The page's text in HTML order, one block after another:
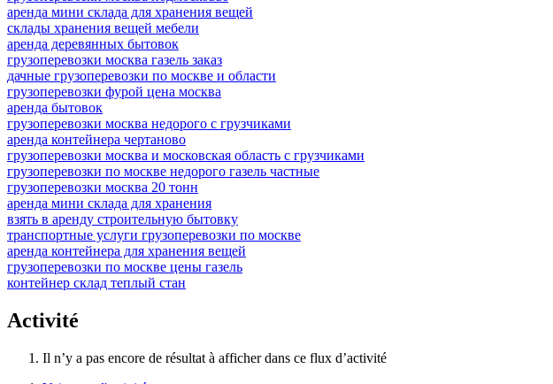
аренда мини склада для хранения вещей
склады хранения вещей мебели
аренда деревянных бытовок
грузоперевозки москва газель заказ
дачные грузоперевозки по москве и области
грузоперевозки фурой цена москва
аренда бытовок
грузоперевозки москва недорого с грузчиками
аренда контейнера чертаново
грузоперевозки москва и московская область с грузчиками
грузоперевозки по москве недорого газель частные
грузоперевозки москва 20 тонн
аренда мини склада для хранения
взять в аренду строительную бытовку
транспортные услуги грузоперевозки по москве
аренда контейнера для хранения вещей
грузоперевозки по москве цены газель
контейнер склад теплый стан
Activité
Il n’y a pas encore de résultat à afficher dans ce flux d’activité